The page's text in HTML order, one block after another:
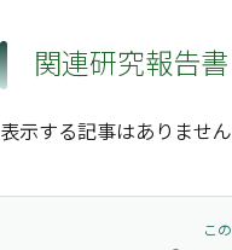
関連研究報告書
表示する記事はありません
こ